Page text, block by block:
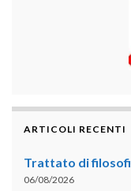
ARTICOLI RECENTI
Trattato di
06/08/2026